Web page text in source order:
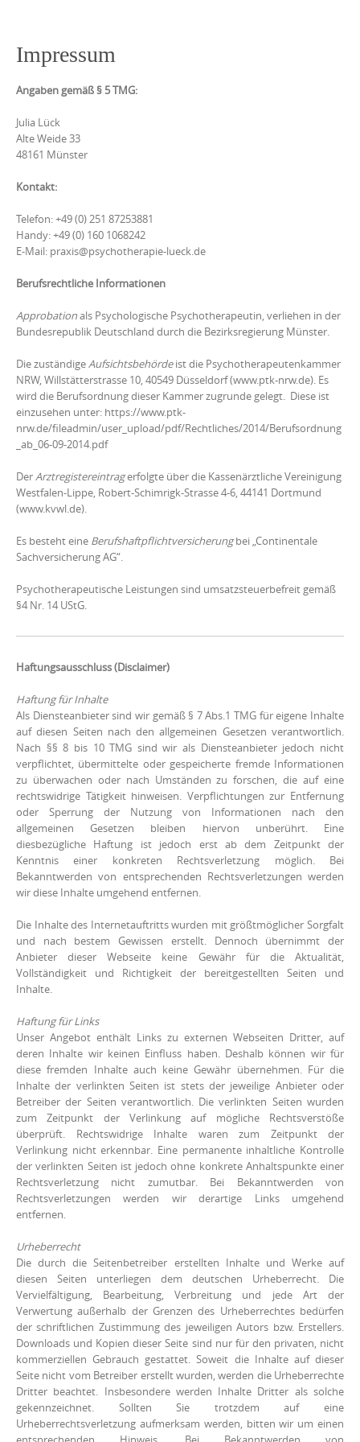
Impressum
Angaben gemäß § 5 TMG:
Julia Lück
Alte Weide 33
48161 Münster
Kontakt:
Telefon: +49 (0) 251 87253881
Handy: +49 (0) 160 1068242
E-Mail: praxis@psychotherapie-lueck.de
Berufsrechtliche Informationen
Approbationals Psychologische Psychotherapeutin, verliehen in der
Bundesrepublik Deutschland durch die Bezirksregierung Münster.
Die zuständigeAufsichtsbehördeist die Psychotherapeutenkammer
NRW, Willstätterstrasse 10, 40549 Düsseldorf (www.ptk-nrw.de). Es
wird die Berufsordnung dieser Kammer zugrunde gelegt. Diese ist
einzusehen unter: https://www.ptk-
nrw.de/fileadmin/user_upload/pdf/Rechtliches/2014/Berufsordnung
_ab_06-09-2014.pdf
DerArztregistereintragerfolgte über die Kassenärztliche Vereinigung
Westfalen-Lippe, Robert-Schimrigk-Strasse 4-6, 44141 Dortmund
(www.kvwl.de).
Es besteht eine Berufshaftpflichtversicherungbei „Continentale
Sachversicherung AG“.
Psychotherapeutische Leistungen sind umsatzsteuerbefreit gemäß
§4 Nr. 14 UStG.
Haftungsausschluss (Disclaimer)
Haftung für Inhalte
Als Diensteanbieter sind wir gemäß § 7 Abs.1 TMG für eigene Inhalte
auf diesen Seiten nach den allgemeinen Gesetzen verantwortlich.
Nach §§ 8 bis 10 TMG sind wir als Diensteanbieter jedoch nicht
verpflichtet, übermittelte oder gespeicherte fremde Informationen
zu überwachen oder nach Umständen zu forschen, die auf eine
rechtswidrige Tätigkeit hinweisen. Verpflichtungen zur Entfernung
oder Sperrung der Nutzung von Informationen nach den
allgemeinen Gesetzen bleiben hiervon unberührt. Eine
diesbezügliche Haftung ist jedoch erst ab dem Zeitpunkt der
Kenntnis einer konkreten Rechtsverletzung möglich. Bei
Bekanntwerden von entsprechenden Rechtsverletzungen werden
wir diese Inhalte umgehend entfernen.
Die Inhalte des Internetauftritts wurden mit größtmöglicher Sorgfalt
und nach bestem Gewissen erstellt. Dennoch übernimmt der
Anbieter dieser Webseite keine Gewähr für die Aktualität,
Vollständigkeit und Richtigkeit der bereitgestellten Seiten und
Inhalte.
Haftung für Links
Unser Angebot enthält Links zu externen Webseiten Dritter, auf
deren Inhalte wir keinen Einfluss haben. Deshalb können wir für
diese fremden Inhalte auch keine Gewähr übernehmen. Für die
Inhalte der verlinkten Seiten ist stets der jeweilige Anbieter oder
Betreiber der Seiten verantwortlich. Die verlinkten Seiten wurden
zum Zeitpunkt der Verlinkung auf mögliche Rechtsverstöße
überprüft. Rechtswidrige Inhalte waren zum Zeitpunkt der
Verlinkung nicht erkennbar. Eine permanente inhaltliche Kontrolle
der verlinkten Seiten ist jedoch ohne konkrete Anhaltspunkte einer
Rechtsverletzung nicht zumutbar. Bei Bekanntwerden von
Rechtsverletzungen werden wir derartige Links umgehend
entfernen.
Urheberrecht
Die durch die Seitenbetreiber erstellten Inhalte und Werke auf
diesen Seiten unterliegen dem deutschen Urheberrecht. Die
Vervielfältigung, Bearbeitung, Verbreitung und jede Art der
Verwertung außerhalb der Grenzen des Urheberrechtes bedürfen
der schriftlichen Zustimmung des jeweiligen Autors bzw. Erstellers.
Downloads und Kopien dieser Seite sind nur für den privaten, nicht
kommerziellen Gebrauch gestattet. Soweit die Inhalte auf dieser
Seite nicht vom Betreiber erstellt wurden, werden die Urheberrechte
Dritter beachtet. Insbesondere werden Inhalte Dritter als solche
gekennzeichnet. Sollten Sie trotzdem auf eine
Urheberrechtsverletzung aufmerksam werden, bitten wir um einen